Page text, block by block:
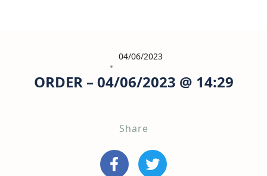
04/06/2023
ORDER – 04/06/2023 @ 14:29
Share